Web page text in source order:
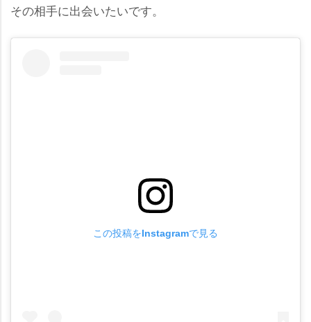
その相手に出会いたいです。
この投稿をInstagramで見る